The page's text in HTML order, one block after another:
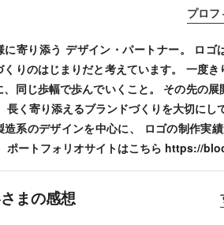
プロフ
に寄り添う デザイン・パートナー。 ロゴ
くりのはじまりだと考えています。 一度き
、同じ歩幅で歩んでいくこと。 その先の展
長く寄り添えるブランドづくりを大切にし
造系のデザインを中心に、 ロゴの制作実
ポートフォリオサイトはこちら https://
まの感想